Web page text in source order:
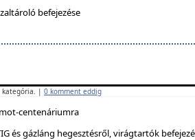
befejezése
kategória. | 0 komment eddig
centenáriumra
és gázláng hegesztésről, virágtartók